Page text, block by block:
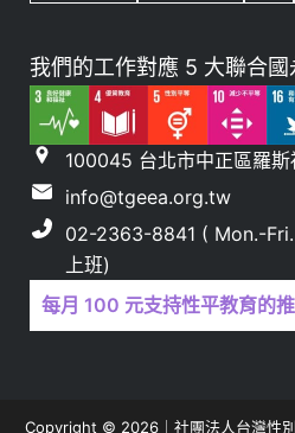
我們的工作對應 5 大聯合
100045 台北市中正區羅
info@tgeea.org.tw
02-2363-8841 ( Mon.-
上班)
每月 100 元支持性平教育的推
Copyright © 2026｜社團法人台灣性